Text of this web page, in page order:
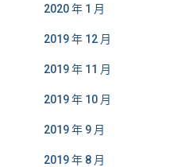
2020 年 1 月
2019 年 12 月
2019 年 11 月
2019 年 10 月
2019 年 9 月
2019 年 8 月